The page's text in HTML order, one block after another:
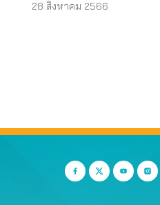
ก่อน” ไร้อำนาจต่อรอง
28 สิงหาคม 2566